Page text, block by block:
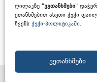
ღილაკზე "ვეთანხმები"
ეთანხმებით ასეთი ქუქი-
ჩვენს ქუქი-პოლიტიკაში.
ვეთანხმები